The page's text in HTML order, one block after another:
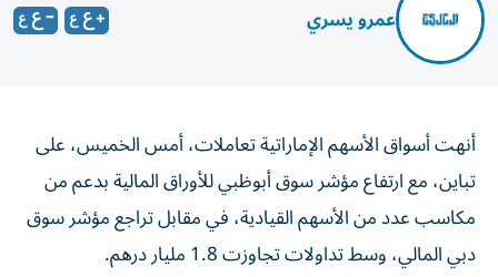
عمرو يسري
أنهت أسواق الأسهم الإماراتية تعاملات، أمس الخميس، على
تباين، مع ارتفاع مؤشر سوق أبوظبي للأوراق المالية بدعم من
مكاسب عدد من الأسهم القيادية، في مقابل تراجع مؤشر سوق
دبي المالي، وسط تداولات تجاوزت 1.8 مليار درهم.